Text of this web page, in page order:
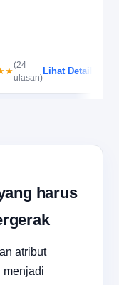
(24
ulasan)
Lihat Detail
harus
atribut
menjadi